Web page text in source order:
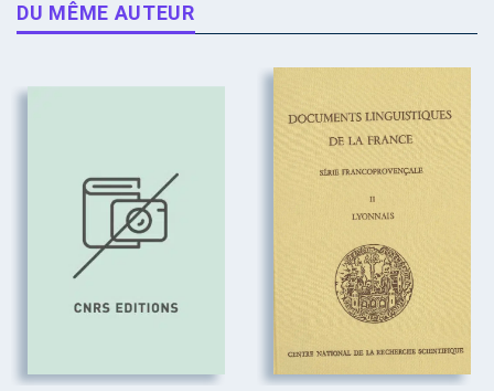
DU MÊME AUTEUR